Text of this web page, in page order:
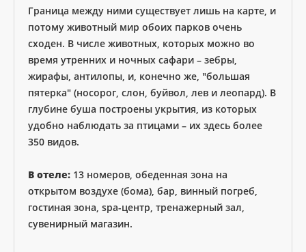
Граница между ними существует лишь на карте, и
потому животный мир обоих парков очень
сходен. В числе животных, которых можно во
время утренних и ночных сафари – зебры,
жирафы, антилопы, и, конечно же, "большая
пятерка" (носорог, слон, буйвол, лев и леопард). В
глубине буша построены укрытия, из которых
удобно наблюдать за птицами – их здесь более
350 видов.
В отеле: 13 номеров, обеденная зона на
открытом воздухе (бома), бар, винный погреб,
гостиная зона, spa-центр, тренажерный зал,
сувенирный магазин.